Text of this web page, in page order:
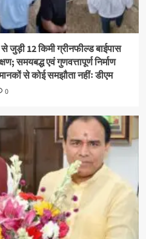
जुड़ी 12 किमी ग्रीनफील्ड बाईपास
समयबद्ध एवं गुणवत्तापूर्ण निर्माण
से कोई समझौता नहींः डीएम
0